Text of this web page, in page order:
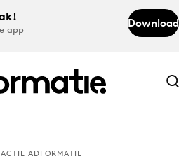
app
Download
Abonneer nu
Abonneer nu
ADFORMATIE